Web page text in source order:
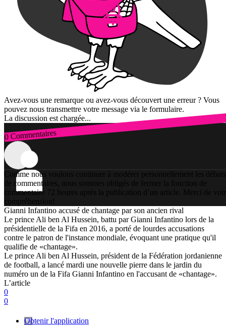
Avez-vous une remarque ou avez-vous découvert une erreur ? Vous
pouvez nous transmettre votre message via le formulaire.
La discussion est chargée...
0 Commentaires
Connexion
Comme nous voulons continuer à modérer personnellement les débats
de commentaires, nous sommes obligés de fermer la fonction de
commentaire 72 heures après la publication d’un article. Merci de
compréhension!
Gianni Infantino accusé de chantage par son ancien rival
Le prince Ali ben Al Hussein, battu par Gianni Infantino lors de la
présidentielle de la Fifa en 2016, a porté de lourdes accusations
contre le patron de l'instance mondiale, évoquant une pratique qu'il
qualifie de «chantage».
Le prince Ali ben Al Hussein, président de la Fédération jordanienne
de football, a lancé mardi une nouvelle pierre dans le jardin du
numéro un de la Fifa Gianni Infantino en l'accusant de «chantage».
L’article
0
0
Obtenir l'application